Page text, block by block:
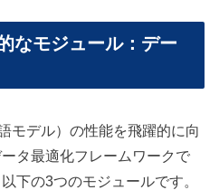
なモジュール：デー
モデル）の性能を飛躍的に向
タ最適化フレームワークで
下の3つのモジュールです。